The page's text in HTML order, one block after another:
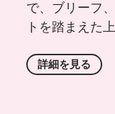
で、ブリーフ
トを踏まえた
詳細を見る